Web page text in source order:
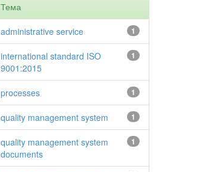
Тема
1
administrative service
1
international standard ISO
9001:2015
1
processes
1
quality management system
1
quality management system
documents